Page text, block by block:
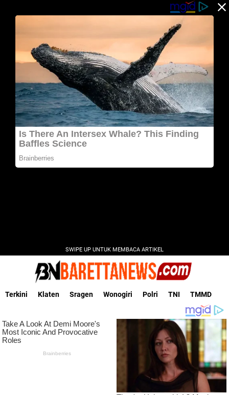
SWIPE UP UNTUK MEMBACA ARTIKEL
Terkini Klaten Sragen Wonogiri Polri TNI TMMD